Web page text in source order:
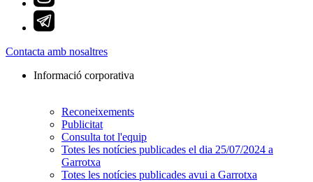
Contacta amb nosaltres
Informació corporativa
Reconeixements
Publicitat
Consulta tot l'equip
Totes les notícies publicades el dia 25/07/2024 a
Garrotxa
Totes les notícies publicades avui a Garrotxa